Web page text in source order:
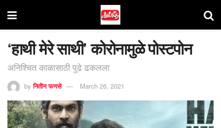
‘हाथी मेरे साथी’ कोरोनामुळे पोस्टपोन
अनिश्चित काळासाठी पुढे ढकलला
by नितीन फणसे March 26, 2021